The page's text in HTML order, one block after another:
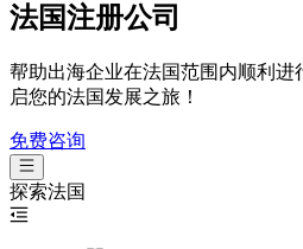
法国注册公司
帮助出海企业在法国范围内顺利
启您的法国发展之旅！
免费咨询
探索法国